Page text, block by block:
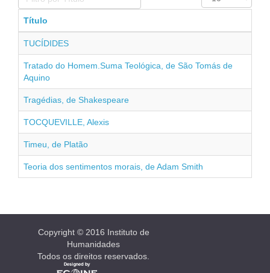
por
Título
#
Título
TUCÍDIDES
Tratado do Homem.Suma Teológica, de São Tomás de
Aquino
Tragédias, de Shakespeare
TOCQUEVILLE, Alexis
Timeu, de Platão
Teoria dos sentimentos morais, de Adam Smith
Copyright © 2016 Instituto de
Humanidades
Todos os direitos reservados.